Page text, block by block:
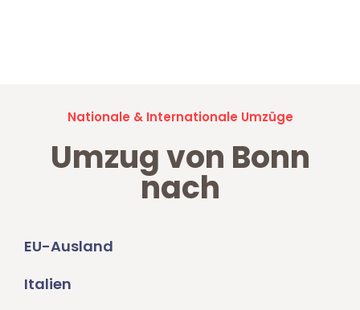
Nationale & Internationale Umzüge
Umzug von Bonn
nach
EU-Ausland
Italien